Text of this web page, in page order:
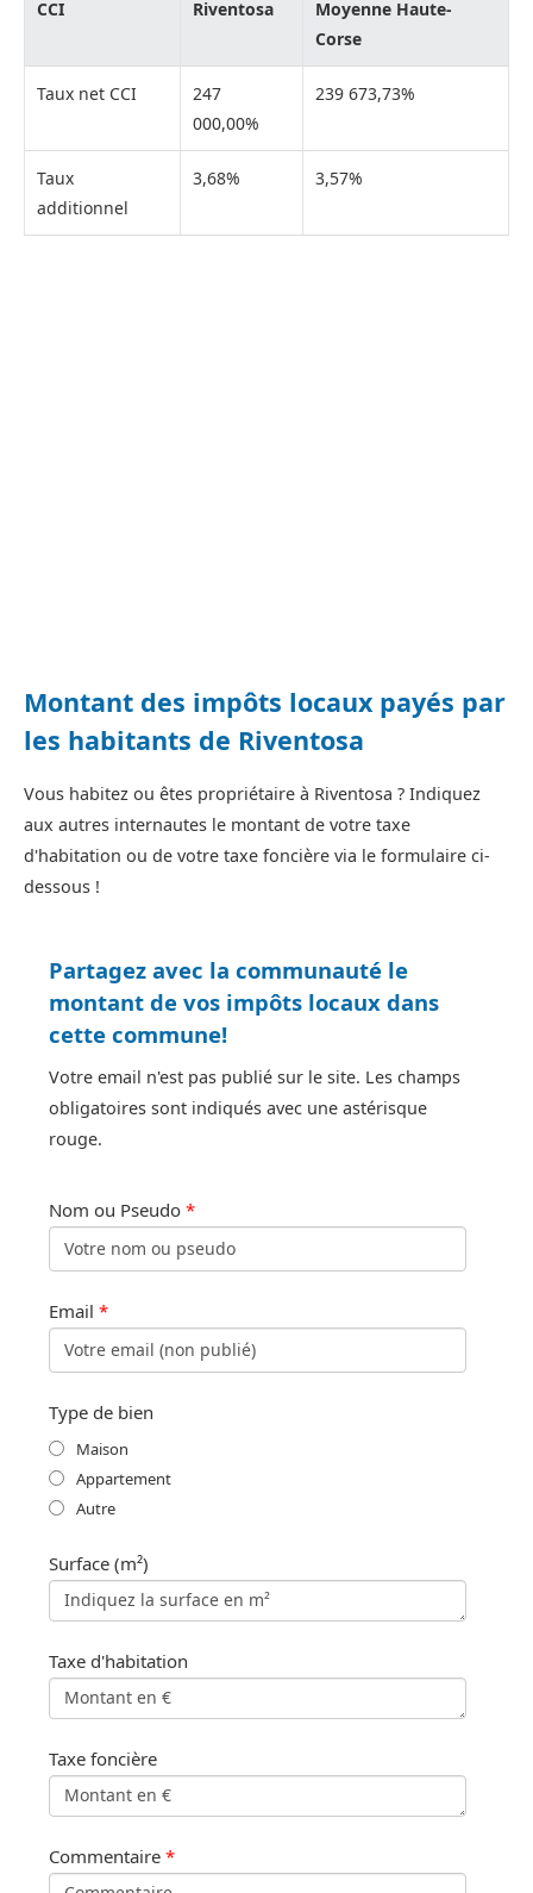
CCI Riventosa
Moyenne Haute-
Corse
Taux net CCI
247
000,00%
239 673,73%
Taux
additionnel
3,68% 3,57%
Montant des impôts locaux payés par
les habitants de Riventosa
Vous habitez ou êtes propriétaire à Riventosa ? Indiquez
aux autres internautes le montant de votre taxe
d'habitation ou de votre taxe foncière via le formulaire ci-
dessous !
Partagez avec la communauté le
montant de vos impôts locaux dans
cette commune!
Votre email n'est pas publié sur le site. Les champs
obligatoires sont indiqués avec une astérisque
rouge.
Nom ou Pseudo *
Email *
Type de bien
Maison
Appartement
Autre
Surface (m²)
Taxe d'habitation
Taxe foncière
Commentaire *